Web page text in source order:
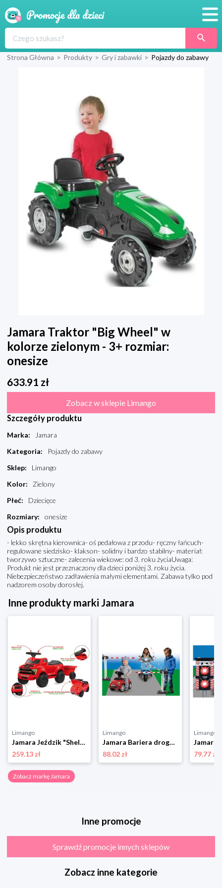
Produkty
Blog
Wyprawka
Strona Główna > Produkty > Gry i zabawki > Pojazdy do zabawy
Jamara Traktor "Big Wheel" w
kolorze zielonym - 3+ rozmiar:
onesize
633.91 zł
Zobacz w sklepie Limango
Szczegóły produktu
Marka:
Jamara
Kategoria:
Pojazdy do zabawy
Sklep:
Limango
Kolor:
Zielony
Płeć:
Dziecięce
Rozmiary: onesize
Opis produktu
- lekko skrętna kierownica- oś pedałowa z przodu- ręczny łańcuch-
regulowane siedzisko- klakson- solidny i bardzo stabilny- materiał:
tworzywo sztuczne- zalecenia wiekowe: od 3. roku życiaUwaga:
Produkt nie jest przeznaczony dla dzieci poniżej 3. roku życia.
Niebezpieczeństwo zadławienia małymi elementami. Zabawa tylko pod
nadzorem osoby dorosłej.
Inne produkty marki Jamara
Limango
Jamara Jeździk "Shelby Ford F-150 Raptor" w kolorze czerwonym z przyczepką - 18 m+ rozmiar: onesize
259.13 zł
Limango
Jamara Bariera drogowa "Grand" w kolorze biało-czerwonym rozmiar: onesize
88.02 zł
Limango
79.77 zł
Zobacz markę Jamara
Inne promocje
Sprawdź promocje innych sklepów
Zobacz inne kategorie